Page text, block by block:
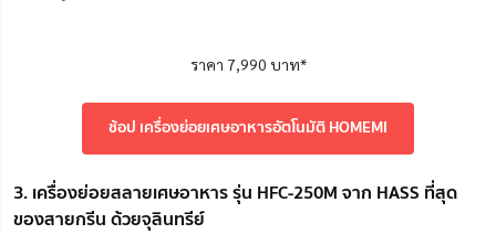
ราคา 7,990 บาท*
ช้อป เครื่องย่อยเศษอาหารอัตโนมัติ HOMEMI
3. เครื่องย่อยสลายเศษอาหาร รุ่น HFC-250M จาก HASS ที่สุด
ของสายกรีน ด้วยจุลินทรีย์